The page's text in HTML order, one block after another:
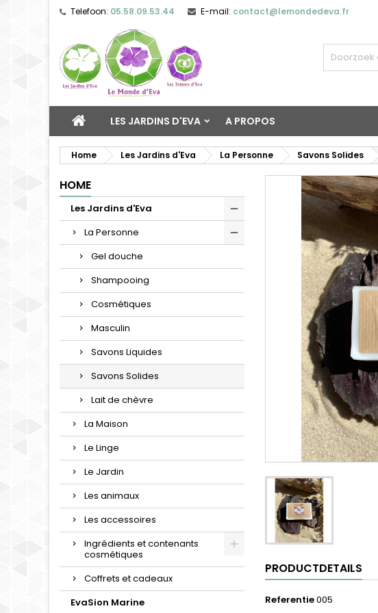
Telefoon: 05.58.09.53.44 E-mail: contact@lemondedeva.fr
LES JARDINS D'EVA A PROPOS
Home Les Jardins d'Eva La Personne Savons Solides
HOME
Les Jardins d'Eva
La Personne
Gel douche
Shampooing
Cosmétiques
Masculin
Savons Liquides
Savons Solides
Lait de chèvre
La Maison
Le Linge
Le Jardin
Les animaux
Les accessoires
Ingrédients et contenants
cosmétiques
Coffrets et cadeaux
EvaSion Marine
PRODUCTDETAILS
Referentie005